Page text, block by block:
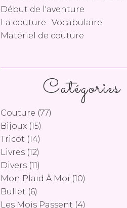
Catégories
Couture (77)
Bijoux (15)
Tricot (14)
Livres (12)
Divers (11)
Mon Plaid À Moi (10)
Bullet (6)
Les Mois Passent (4)
Début de l'aventure
La couture : Vocabulaire
Matériel de couture